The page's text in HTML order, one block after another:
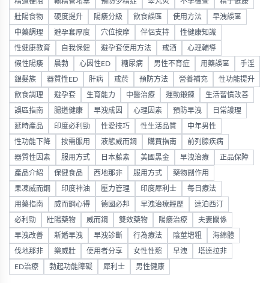
壯陽食物 硬度提升 陽痿分級 飲食誤區 使用方法 早洩誤區
中藥調理 避孕套厚度 穴位按摩 伴侶支持 性健康知識
性健康教育 自我保健 避孕套使用方法 戒酒 心理輔導
假性陽痿 晨勃 心因性ED 糖尿病 男性不育症 用藥誤區 手淫
銀髮族 器質性ED 肝病 戒菸 預防方法 營養補充 性功能提升
飲食調理 避孕套 生育能力 中醫治療 運動鍛鍊 生活習慣改善
誤區指南 腸道健康 早洩成因 心理因素 預防早洩 日常護理
延時產品 印度必利勁 性愛技巧 性生活品質 中年男性
性功能下降 按需服用 液態威而鋼 購買指南 前列腺疾病
器質性因素 服用方式 日本藤素 美國黑金 早洩治療 正品保障
產品介紹 保健食品 西地那非 服用方式 藥物副作用
果凍威而鋼 印度神油 壓力管理 印度犀利士 每日療法
用藥指南 威而鋼心得 德國必邦 早洩治療經歷 達泊西汀
必利勁 壯陽藥物 威而鋼 雙效藥物 陽痿治療 夫妻關係
早洩改善 新婚早洩 早洩診斷 行為療法 陰莖增粗 海綿體
伐地那非 樂威壯 使用者分享 女性性慾 早洩 塔達拉非
ED治療 勃起功能障礙 犀利士 男性健康